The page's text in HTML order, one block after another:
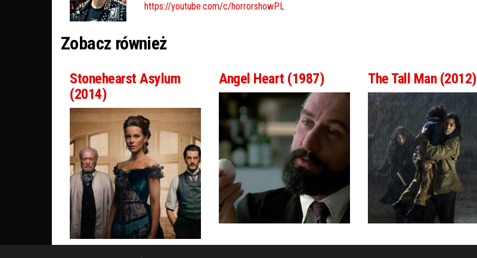
https://youtube.com/c/horrorshowPL
Zobacz również
Stonehearst Asylum
(2014)
Angel Heart (1987) The Tall Man (2012)